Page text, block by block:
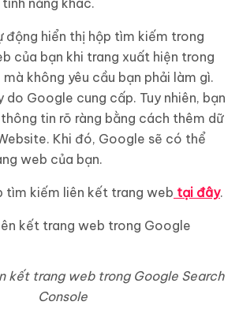
hiển thị hộp tìm kiếm trong
của bạn khi trang xuất hiện trong
không yêu cầu bạn phải làm gì.
do Google cung cấp. Tuy nhiên, bạn
tin rõ ràng bằng cách thêm dữ
Khi đó, Google sẽ có thể
web của bạn.
tìm kiếm liên kết trang web tại đây.
kết trang web trong Google Search
Console